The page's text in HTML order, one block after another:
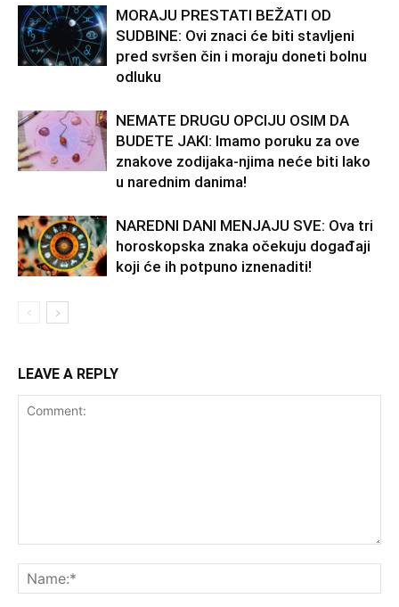
MORAJU PRESTATI BEŽATI OD
SUDBINE: Ovi znaci će biti stavljeni
pred svršen čin i moraju doneti bolnu
odluku
NEMATE DRUGU OPCIJU OSIM DA
BUDETE JAKI: Imamo poruku za ove
znakove zodijaka-njima neće biti lako
u narednim danima!
NAREDNI DANI MENJAJU SVE: Ova tri
horoskopska znaka očekuju događaji
koji će ih potpuno iznenaditi!
LEAVE A REPLY